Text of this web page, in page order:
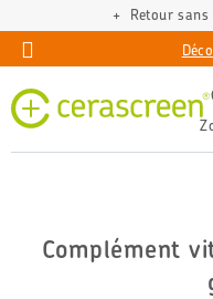
Retour
Complément